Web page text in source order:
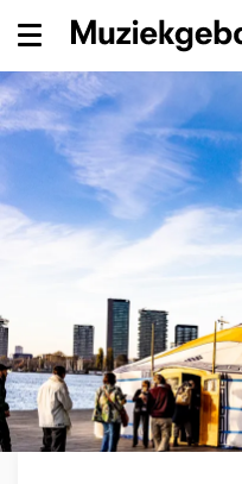
Menu